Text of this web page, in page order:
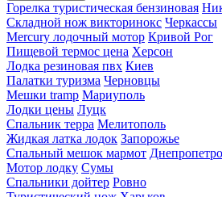
Горелка туристическая бензиновая
Складной нож викторинокс Черкассы
Mercury лодочный мотор Кривой Рог
Пищевой термос цена Херсон
Лодка резиновая пвх Киев
Палатки туризма Черновцы
Мешки tramp Мариуполь
Лодки цены Луцк
Спальник терра Мелитополь
Жидкая латка лодок Запорожье
Спальный мешок мармот
Мотор лодку Сумы
Спальники дойтер Ровно